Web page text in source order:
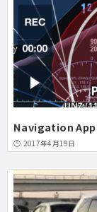
Navigation App
2017年4月19日